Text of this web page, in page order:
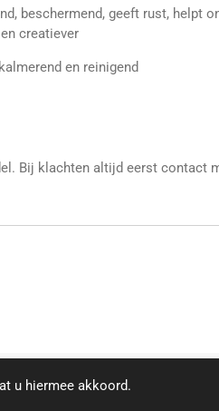
u hiermee akkoord.
beschermend, geeft rust, helpt
creatiever
en reinigend
Bij klachten altijd eerst contact